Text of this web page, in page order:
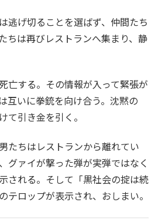
逃げ切ることを選ばず、仲間たち
ちは再びレストランへ集まり、静
亡する。その情報が入って緊張が
互いに拳銃を向け合う。沈黙の
て引き金を引く。
たちはレストランから離れてい
グァイが撃った弾が実弾ではなく
される。そして「黒社会の掟は続
テロップが表示され、おしまい。